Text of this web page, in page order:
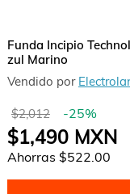
Funda Incipio
zul Marino
Vendido por
$2,012 -25%
$1,490MXN
Ahorras $522.00